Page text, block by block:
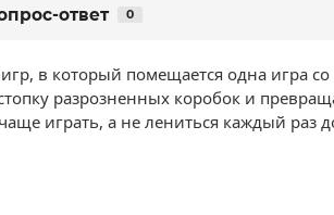
ответ 0
в который помещается одна игра
разрозненных коробок и
играть, а не лениться каждый раз